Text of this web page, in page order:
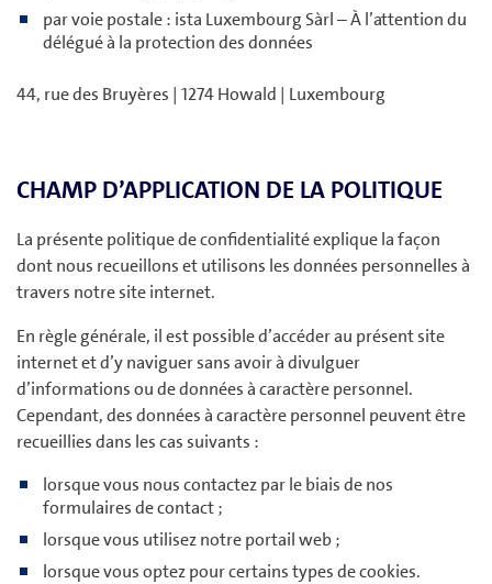
par voie postale : ista Luxembourg Sàrl – À l’attention du
délégué à la protection des données
44, rue des Bruyères | 1274 Howald | Luxembourg
CHAMP D’APPLICATION DE LA POLITIQUE
La présente politique de confidentialité explique la façon
dont nous recueillons et utilisons les données personnelles à
travers notre site internet.
En règle générale, il est possible d’accéder au présent site
internet et d’y naviguer sans avoir à divulguer
d’informations ou de données à caractère personnel.
Cependant, des données à caractère personnel peuvent être
recueillies dans les cas suivants :
lorsque vous nous contactez par le biais de nos
formulaires de contact ;
lorsque vous utilisez notre portail web ;
lorsque vous optez pour certains types de cookies.